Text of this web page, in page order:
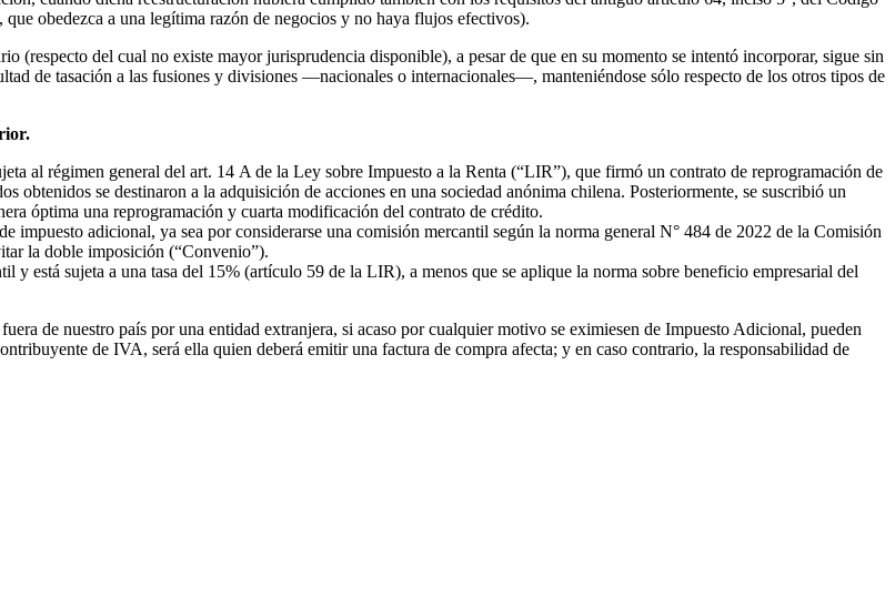
obedezca a una legítima razón de negocios y no haya flujos efectivos).
(respecto del cual no existe mayor jurisprudencia disponible), a pesar de que en su momento se intentó incorporar, sigue sin
de tasación a las fusiones y divisiones —nacionales o internacionales—, manteniéndose sólo respecto de los otros tipos de
al régimen general del art. 14 A de la Ley sobre Impuesto a la Renta (“LIR”), que firmó un contrato de reprogramación de
obtenidos se destinaron a la adquisición de acciones en una sociedad anónima chilena. Posteriormente, se suscribió un
óptima una reprogramación y cuarta modificación del contrato de crédito.
impuesto adicional, ya sea por considerarse una comisión mercantil según la norma general N° 484 de 2022 de la Comisión
la doble imposición (“Convenio”).
está sujeta a una tasa del 15% (artículo 59 de la LIR), a menos que se aplique la norma sobre beneficio empresarial del
de nuestro país por una entidad extranjera, si acaso por cualquier motivo se eximiesen de Impuesto Adicional, pueden
de IVA, será ella quien deberá emitir una factura de compra afecta; y en caso contrario, la responsabilidad de